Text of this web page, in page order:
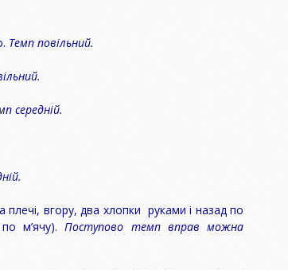
Темп повільний.
середній.
вгору, два хлопки руками і назад по
по м’ячу).Поступово темп вправ можна